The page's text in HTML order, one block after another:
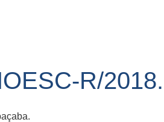
R/2018.